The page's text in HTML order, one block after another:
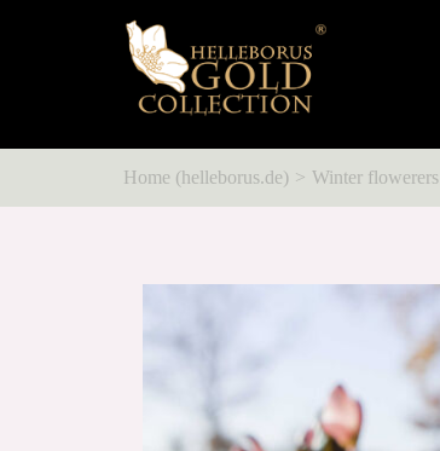
Home (helleborus.de) Winter flowerers